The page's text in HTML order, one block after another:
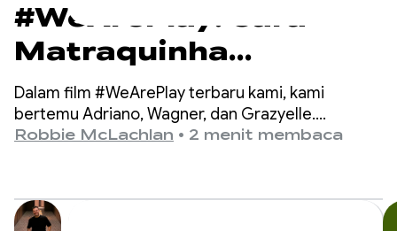
#WeArePlay: Cara
Matraquinha
membantu anak-anak
nonverbal
berkomunikasi
Dalam film #WeArePlay terbaru kami, kami
bertemu Adriano, Wagner, dan Grazyelle.
Ketiganya adalah orang-orang di balik
berkomunikasi.
Robbie McLachlan • 2 menit membaca